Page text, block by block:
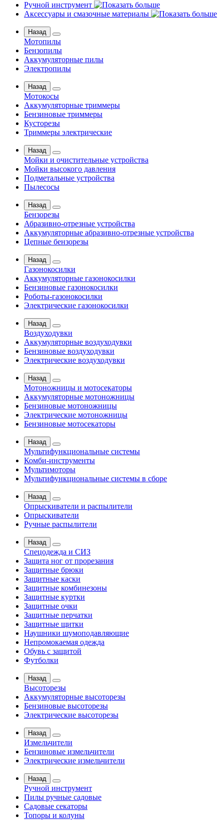
Ручной инструмент
Аксессуары и смазочные материалы
Назад
Мотопилы
Бензопилы
Аккумуляторные пилы
Электропилы
Назад
Мотокосы
Аккумуляторные триммеры
Бензиновые триммеры
Кусторезы
Триммеры электрические
Назад
Мойки и очистительные устройства
Мойки высокого давления
Подметальные устройства
Пылесосы
Назад
Бензорезы
Абразивно-отрезные устройства
Аккумуляторные абразивно-отрезные устройства
Цепные бензорезы
Назад
Газонокосилки
Аккумуляторные газонокосилки
Бензиновые газонокосилки
Роботы-газонокосилки
Электрические газонокосилки
Назад
Воздуходувки
Аккумуляторные воздуходувки
Бензиновые воздуходувки
Электрические воздуходувки
Назад
Мотоножницы и мотосекаторы
Аккумуляторные мотоножницы
Бензиновые мотоножницы
Электрические мотоножницы
Бензиновые мотосекаторы
Назад
Мультифункциональные системы
Комби-инструменты
Мультимоторы
Мультифункциональные системы в сборе
Назад
Опрыскиватели и распылители
Опрыскиватели
Ручные распылители
Назад
Спецодежда и СИЗ
Защита ног от прорезания
Защитные брюки
Защитные каски
Защитные комбинезоны
Защитные куртки
Защитные очки
Защитные перчатки
Защитные щитки
Наушники шумоподавляющие
Непромокаемая одежда
Обувь с защитой
Футболки
Назад
Высоторезы
Аккумуляторные высоторезы
Бензиновые высоторезы
Электрические высоторезы
Назад
Измельчители
Бензиновые измельчители
Электрические измельчители
Назад
Ручной инструмент
Пилы ручные садовые
Садовые секаторы
Топоры и колуны